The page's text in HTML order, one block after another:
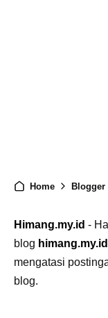
Home Blogger
Himang.my.id -
blog himang.my.id
mengatasi
blog.